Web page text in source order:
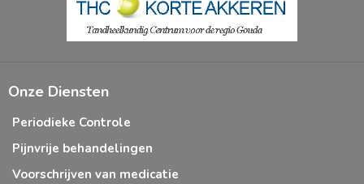
Onze Diensten
Periodieke Controle
Pijnvrije behandelingen
Voorschrijven van medicatie